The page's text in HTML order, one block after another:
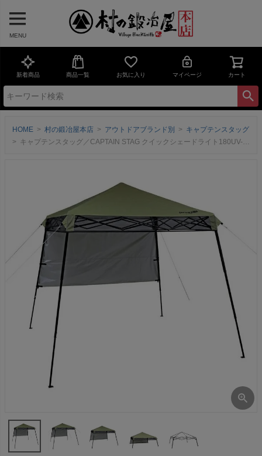
MENU
新着商品 商品一覧 お気に入り マイページ カート
HOME 村の鍛冶屋本店 アウトドアブランド別
キャプテンスタッグ
キャプテンスタッグ／CAPTAIN STAG クイックシェードライト180UV-S（カーキ）UA-1088